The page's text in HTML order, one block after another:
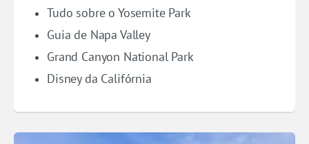
Tudo sobre o Yosemite Park
Guia de Napa Valley
Grand Canyon National Park
Disney da Califórnia